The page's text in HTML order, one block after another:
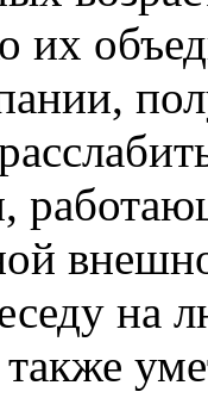
их